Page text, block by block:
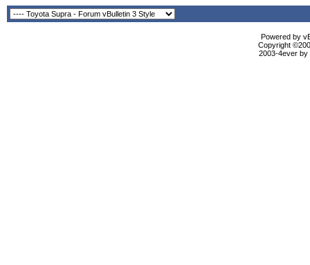
Powered by
Copyright
2003-4ever by